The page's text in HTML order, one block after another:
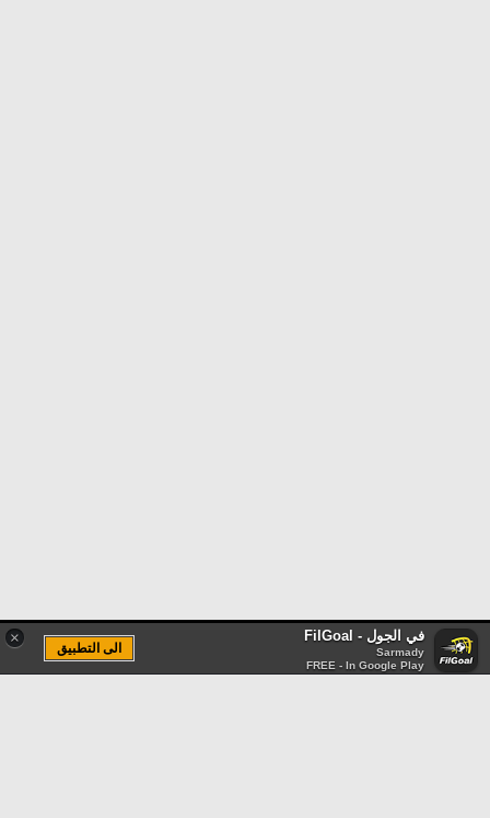
× في الجول - FilGoal
Sarmady
FREE - In Google Play
الى التطبيق